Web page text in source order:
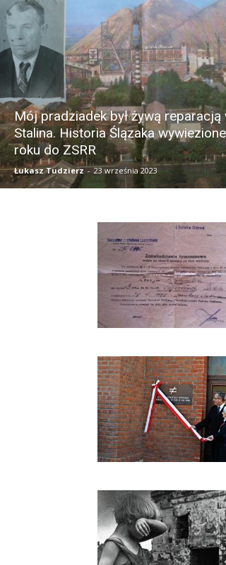
Mój pradziadek był żywą reparacją
Stalina. Historia Ślązaka
roku do ZSRR
Łukasz Tudzierz - 23 września 2023